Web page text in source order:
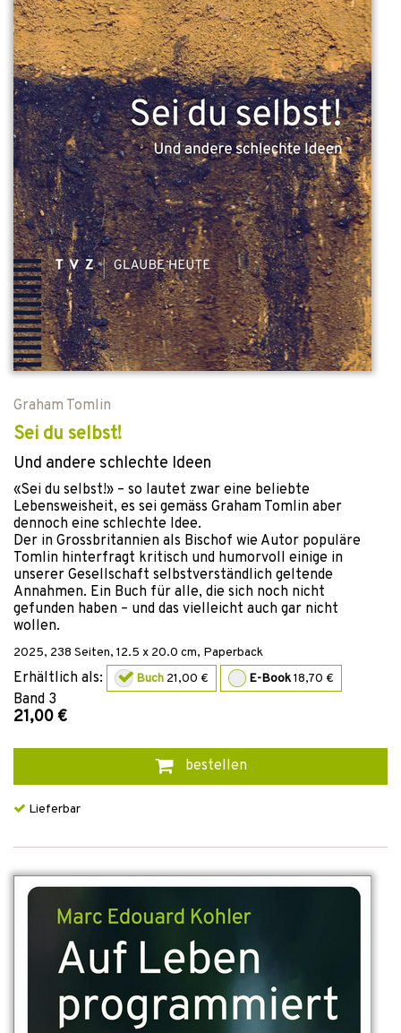
Graham Tomlin
Sei du selbst!
Und andere schlechte Ideen
«Sei du selbst!» – so lautet zwar eine beliebte
Lebensweisheit, es sei gemäss Graham Tomlin aber
dennoch eine schlechte Idee.
Der in Grossbritannien als Bischof wie Autor populäre
Tomlin hinterfragt kritisch und humorvoll einige in
unserer Gesellschaft selbstverständlich geltende
Annahmen. Ein Buch für alle, die sich noch nicht
gefunden haben – und das vielleicht auch gar nicht
wollen.
2025, 238 Seiten, 12.5 x 20.0 cm, Paperback
Erhältlich als: Buch 21,00 € E-Book18,70 €
Band 3
21,00 €
bestellen
Lieferbar